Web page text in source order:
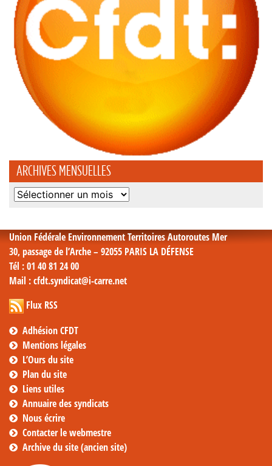
ARCHIVES MENSUELLES
Archives
Union Fédérale Environnement Territoires Autoroutes Mer
30, passage de l’Arche – 92055 PARIS LA DÉFENSE
Tél : 01 40 81 24 00
Mail : cfdt.syndicat@i-carre.net
Flux RSS
Adhésion CFDT
Mentions légales
L’Ours du site
Plan du site
Liens utiles
Annuaire des syndicats
Nous écrire
Contacter le webmestre
Archive du site (ancien site)